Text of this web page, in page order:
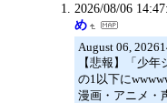
2026/08/06
め
August 06,
【悲報】「少
の1以下に
漫画・アニメ・